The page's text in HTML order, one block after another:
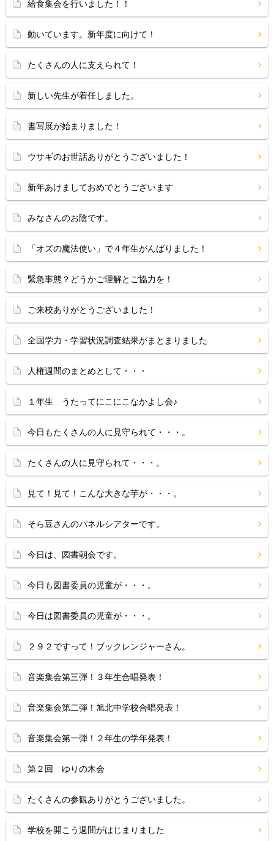
給食集会を行いました！！
動いています。新年度に向けて！
たくさんの人に支えられて！
新しい先生が着任しました。
書写展が始まりました！
ウサギのお世話ありがとうございました！
新年あけましておめでとうございます
みなさんのお陰です。
「オズの魔法使い」で４年生がんばりました！
緊急事態？どうかご理解とご協力を！
ご来校ありがとうございました！
全国学力・学習状況調査結果がまとまりました
人権週間のまとめとして・・・
１年生 うたってにこにこなかよし会♪
今日もたくさんの人に見守られて・・・。
たくさんの人に見守られて・・・。
見て！見て！こんな大きな芋が・・・。
そら豆さんのパネルシアターです。
今日は、図書朝会です。
今日も図書委員の児童が・・・。
今日は図書委員の児童が・・・。
２９２ですって！ブックレンジャーさん。
音楽集会第三弾！３年生合唱発表！
音楽集会第二弾！旭北中学校合唱発表！
音楽集会第一弾！２年生の学年発表！
第２回 ゆりの木会
たくさんの参観ありがとうございました。
学校を開こう週間がはじまりました